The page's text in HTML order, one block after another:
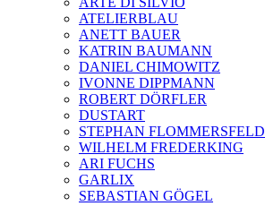
ATELIERBLAU
ANETT BAUER
KATRIN BAUMANN
DANIEL CHIMOWITZ
IVONNE DIPPMANN
ROBERT DÖRFLER
DUSTART
STEPHAN FLOMMERSFELD
WILHELM FREDERKING
ARI FUCHS
GARLIX
SEBASTIAN GÖGEL